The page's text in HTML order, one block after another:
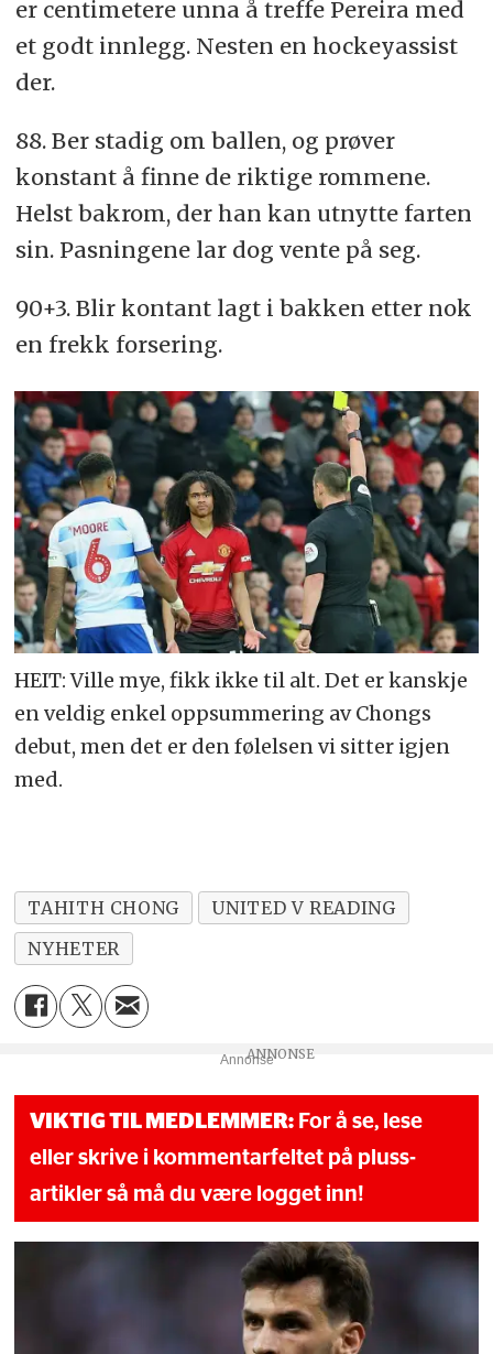
er centimetere unna å treffe Pereira med
et godt innlegg. Nesten en hockeyassist
der.
88. Ber stadig om ballen, og prøver
konstant å finne de riktige rommene.
Helst bakrom, der han kan utnytte farten
sin. Pasningene lar dog vente på seg.
90+3. Blir kontant lagt i bakken etter nok
en frekk forsering.
HEIT: Ville mye, fikk ikke til alt. Det er kanskje
en veldig enkel oppsummering av Chongs
debut, men det er den følelsen vi sitter igjen
med.
TAHITH CHONG
UNITED V READING
NYHETER
Annonse
VIKTIG TIL MEDLEMMER: For å se, lese
eller skrive i kommentarfeltet på pluss-
artikler så må du være logget inn!